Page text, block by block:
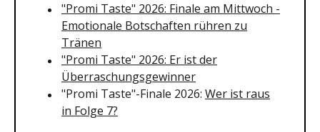
"Promi Taste" 2026: Finale am Mittwoch -
Emotionale Botschaften rühren zu
Tränen
"Promi Taste" 2026: Er ist der
Überraschungsgewinner
"Promi Taste"-Finale 2026: Wer ist raus
in Folge 7?